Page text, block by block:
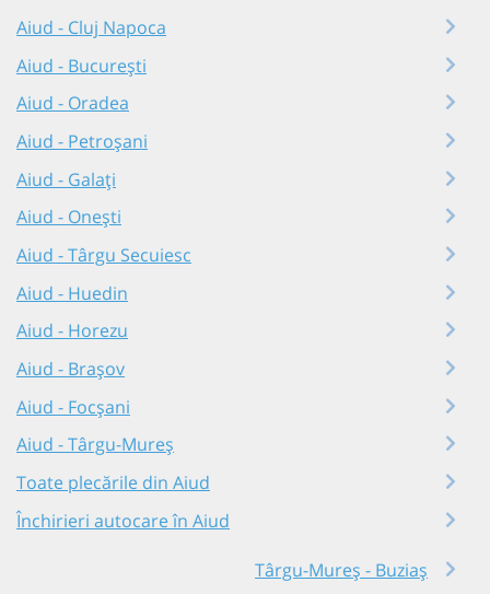
Aiud - Cluj Napoca
Aiud - București
Aiud - Oradea
Aiud - Petroșani
Aiud - Galați
Aiud - Onești
Aiud - Târgu Secuiesc
Aiud - Huedin
Aiud - Horezu
Aiud - Brașov
Aiud - Focșani
Aiud - Târgu-Mureș
Toate plecările din Aiud
Închirieri autocare în Aiud
Târgu-Mureș - Buziaș